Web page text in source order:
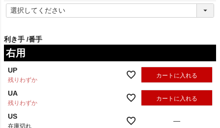
必
利き手 番手
右用
UP
残りわずか
カートに入れる
UA
残りわずか
カートに入れる
US
—